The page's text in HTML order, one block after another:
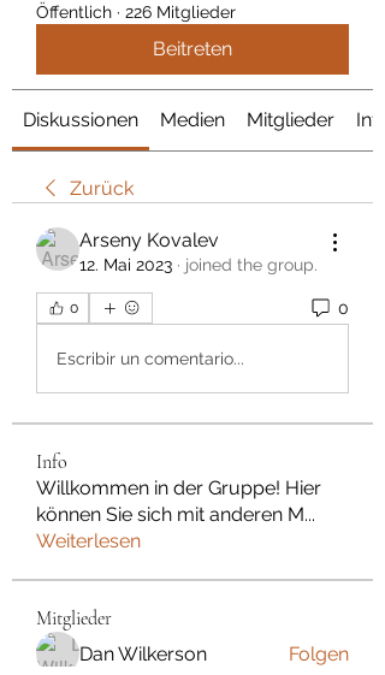
Öffentlich · 226 Mitglieder
Beitreten
Diskussionen Medien Mitglieder Info
Zurück
Arseny Kovalev
12. Mai 2023 · joined the group.
0 0
Escribir un comentario...
Info
Willkommen in der Gruppe! Hier
können Sie sich mit anderen M...
Weiterlesen
Mitglieder
Dan Wilkerson Folgen